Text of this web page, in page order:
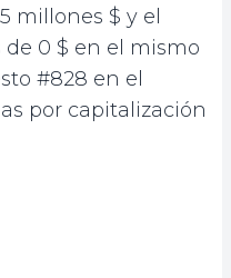
millones $ y el
0 $ en el mismo
#828 en el
por capitalización